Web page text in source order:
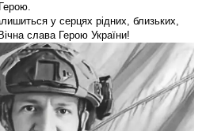
у серцях рідних, близьких,
слава Герою України!